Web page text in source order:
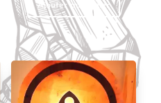
initial
était :
15,00 €.
actuel
est :
7,50 €.
Ajouter au panier